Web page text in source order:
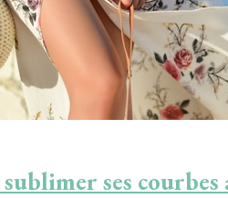
ses courbes